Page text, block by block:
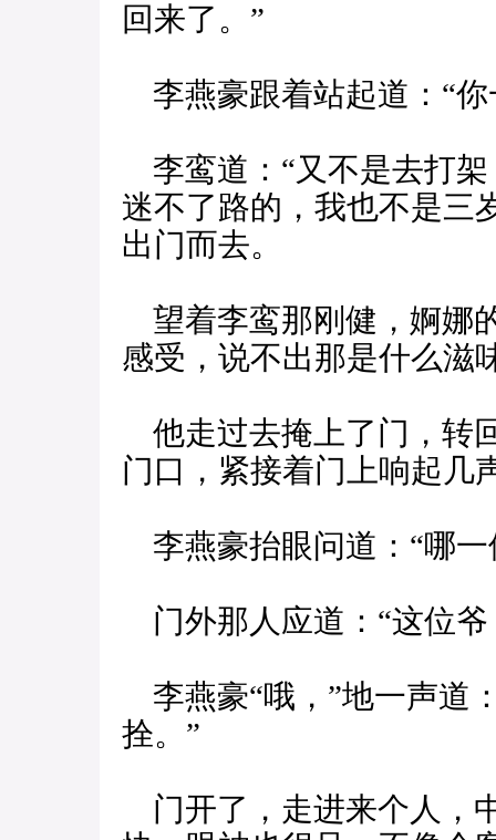
回来了。”
李燕豪跟着站起道：“
李鸾道：“又不是去打
迷不了路的，我也不是三
出门而去。
望着李鸾那刚健，婀娜
感受，说不出那是什么滋
他走过去掩上了门，转
门口，紧接着门上响起几
李燕豪抬眼问道：“哪一
门外那人应道：“这位爷
李燕豪“哦，”地一声道
拴。”
门开了，走进来个人，